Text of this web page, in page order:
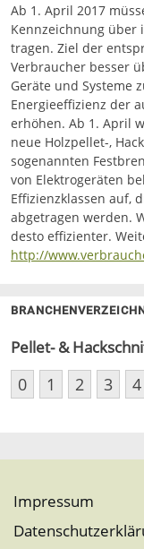
Ab 1. April 2017
Kennzeichnung über
tragen. Ziel der
Verbraucher besser
Geräte und Systeme
Energieeffizienz der
erhöhen. Ab 1. April
neue Holzpellet-,
sogenannten
von Elektrogeräten
Effizienzklassen auf,
abgetragen werden.
desto effizienter.
http://
Pellet- &
0 1 2 3 4
Impressum